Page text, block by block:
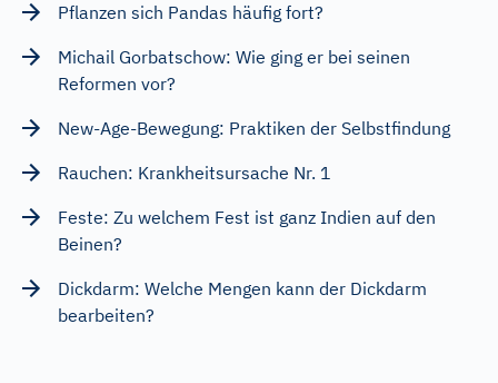
Pflanzen sich Pandas häufig fort?
Michail Gorbatschow: Wie ging er bei seinen
Reformen vor?
New-Age-Bewegung: Praktiken der Selbstfindung
Rauchen: Krankheitsursache Nr. 1
Feste: Zu welchem Fest ist ganz Indien auf den
Beinen?
Dickdarm: Welche Mengen kann der Dickdarm
bearbeiten?